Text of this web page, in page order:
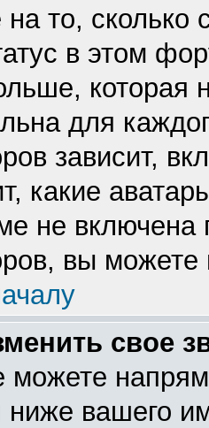
то,
в этом
которая
для
зависит,
какие
не включена
вы
свое
ниже вашего